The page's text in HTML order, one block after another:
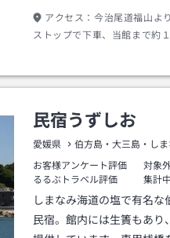
アクセス： 今治尾道福山よ
ストップで下車、当館まで約
民宿うずしお
愛媛県 伯方島・大三島・し
お客様アンケート評価
対象
るるぶトラベル評価
集計中
しまなみ海道の塩で有名な
民宿。館内には生簀もあり